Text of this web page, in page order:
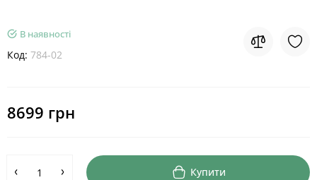
В наявності
Код: 784-02
8699 грн
Купити